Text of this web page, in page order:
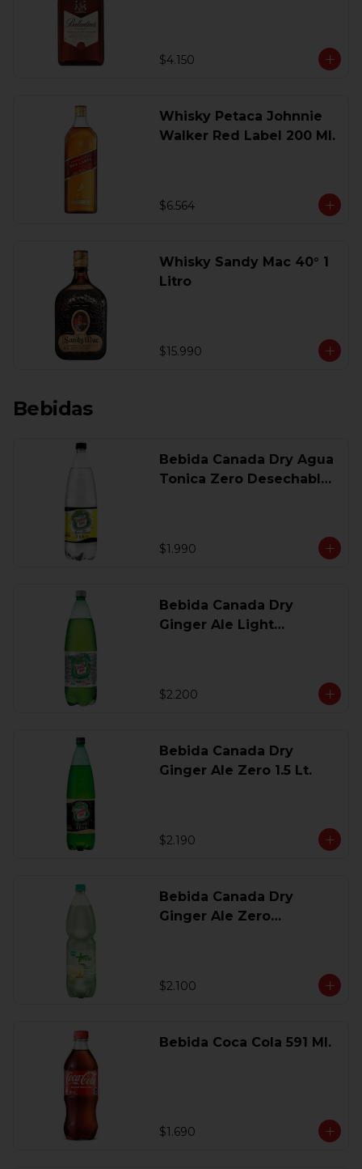
$4.150
Whisky Petaca Johnnie
Walker Red Label 200 Ml.
$6.564
Whisky Sandy Mac 40° 1
Litro
$15.990
Bebidas
Bebida Canada Dry Agua
Tonica Zero Desechable
$1.990
Bebida Canada Dry
Ginger Ale Light
$2.200
Bebida Canada Dry
Ginger Ale Zero 1.5 Lt.
$2.190
Bebida Canada Dry
Ginger Ale Zero
$2.100
Bebida Coca Cola 591 Ml.
$1.690